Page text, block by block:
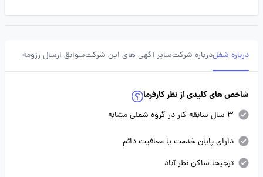
درباره شغلدرباره شرکتسایر آگهی های این شرکتسوابق ارسال رزومه
شاخص های کلیدی از نظر کارفرما
3 سال سابقه کار در گروه شغلی مشابه
دارای پایان خدمت یا معافیت دائم
ترجیحا ساکن نظر آباد